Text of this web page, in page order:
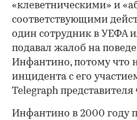
«клеветническими» и
соответствующими
один сотрудник в УЕФА
подавал жалоб на
Инфантино, потому что
инцидента с его
Telegraph
Инфантино в 2000 году